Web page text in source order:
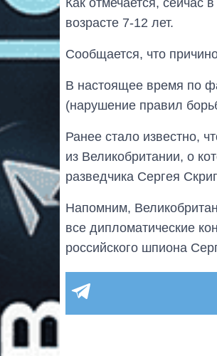
Как отмечается, сейчас
возрасте 7-12 лет.
Сообщается, что
В настоящее время по
(нарушение правил
Ранее стало известно,
из Великобритании, о
разведчика Сергея
Напомним,
все дипломатические
российского шпиона